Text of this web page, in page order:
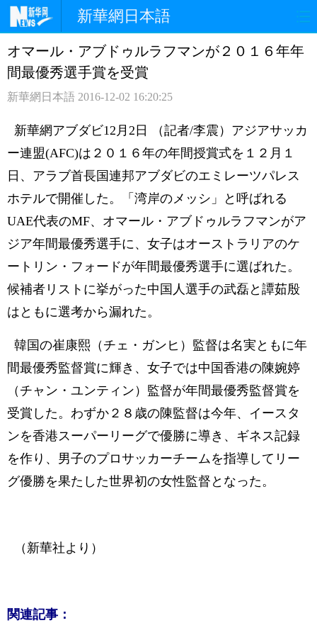
新華網日本語
ホームページ 政治 経済
観光 評論 写真
中日対訳
オマール・アブドゥルラフマンが２０１６年年
間最優秀選手賞を受賞
新華網日本語 2016-12-02 16:20:25
新華網アブダビ12月2日 （記者/李震）アジアサッカ
ー連盟(AFC)は２０１６年の年間授賞式を１２月１
日、アラブ首長国連邦アブダビのエミレーツパレス
ホテルで開催した。「湾岸のメッシ」と呼ばれる
UAE代表のMF、オマール・アブドゥルラフマンがア
ジア年間最優秀選手に、女子はオーストラリアのケ
ートリン・フォードが年間最優秀選手に選ばれた。
候補者リストに挙がった中国人選手の武磊と譚茹殷
はともに選考から漏れた。
韓国の崔康熙（チェ・ガンヒ）監督は名実ともに年
間最優秀監督賞に輝き、女子では中国香港の陳婉婷
（チャン・ユンティン）監督が年間最優秀監督賞を
受賞した。わずか２８歳の陳監督は今年、イースタ
ンを香港スーパーリーグで優勝に導き、ギネス記録
を作り、男子のプロサッカーチームを指導してリー
グ優勝を果たした世界初の女性監督となった。
（新華社より）
関連記事：